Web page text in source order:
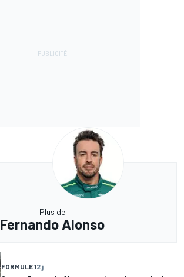
Plus de
Fernando Alonso
FORMULE 12 j